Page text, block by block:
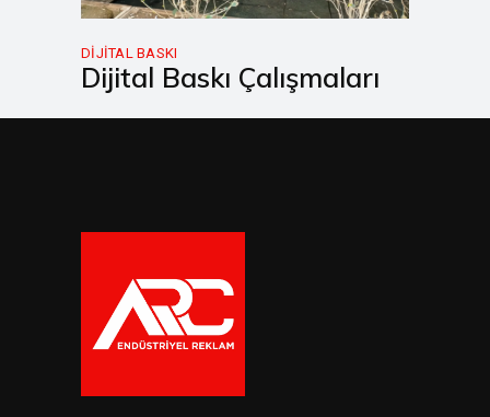
DIJITAL BASKI
Dijital Baskı Çalışmaları